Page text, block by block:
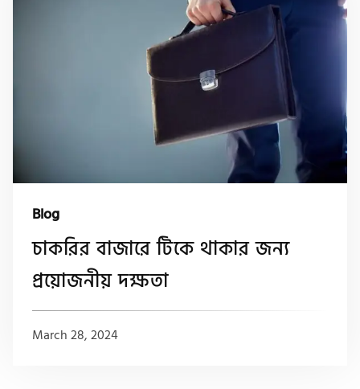
Blog
চাকরির বাজারে টিকে থাকার জন্য
প্রয়োজনীয় দক্ষতা
March 28, 2024